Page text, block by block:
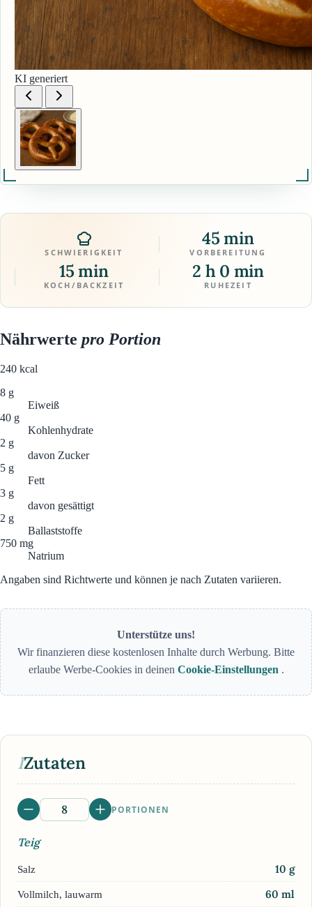
KI generiert
SCHWIERIGKEIT
45 min
VORBEREITUNG
15 min
KOCH/BACKZEIT
2 h 0 min
RUHEZEIT
Nährwerte pro Portion
240 kcal
8 g
Eiweiß
40 g
Kohlenhydrate
2 g
davon Zucker
5 g
Fett
3 g
davon gesättigt
2 g
Ballaststoffe
750 mg
Natrium
Angaben sind Richtwerte und können je nach Zutaten variieren.
Unterstütze uns!
Wir finanzieren diese kostenlosen Inhalte durch Werbung. Bitte
erlaube Werbe-Cookies in deinen Cookie-Einstellungen .
IZutaten
PORTIONEN
Teig
Salz 10 g
Vollmilch, lauwarm 60 ml